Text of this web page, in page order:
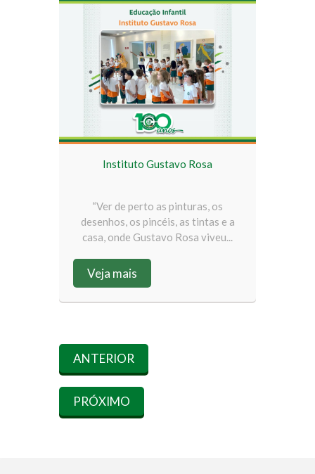
Instituto Gustavo Rosa
“Ver de perto as pinturas, os
desenhos, os pincéis, as tintas e a
casa, onde Gustavo Rosa viveu...
Veja mais
ANTERIOR
PRÓXIMO